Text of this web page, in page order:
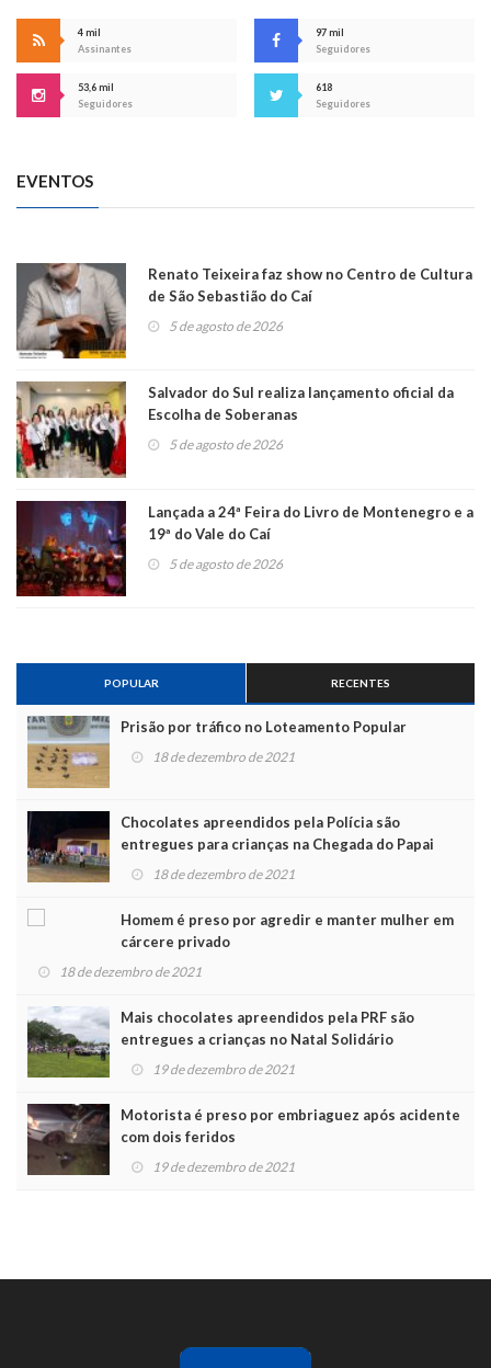
4 mil
Assinantes
97 mil
Seguidores
53,6 mil
Seguidores
618
Seguidores
EVENTOS
Renato Teixeira faz show no Centro de Cultura
de São Sebastião do Caí
5 de agosto de 2026
Salvador do Sul realiza lançamento oficial da
Escolha de Soberanas
5 de agosto de 2026
Lançada a 24ª Feira do Livro de Montenegro e a
19ª do Vale do Caí
5 de agosto de 2026
POPULAR RECENTES
Prisão por tráfico no Loteamento Popular
18 de dezembro de 2021
Chocolates apreendidos pela Polícia são
entregues para crianças na Chegada do Papai
Noel
18 de dezembro de 2021
Homem é preso por agredir e manter mulher em
cárcere privado
18 de dezembro de 2021
Mais chocolates apreendidos pela PRF são
entregues a crianças no Natal Solidário
19 de dezembro de 2021
Motorista é preso por embriaguez após acidente
com dois feridos
19 de dezembro de 2021